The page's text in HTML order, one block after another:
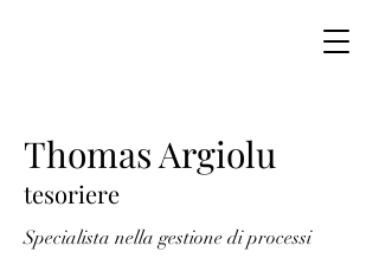
Thomas Argiolu
tesoriere
Specialista nella gestione di processi